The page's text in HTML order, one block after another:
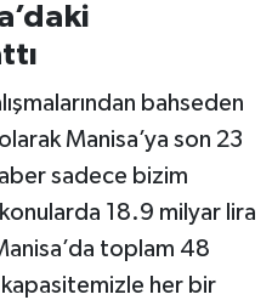
bahseden
Manisa’ya son 23
sadece bizim
konularda 18.9 milyar lira
toplam 48
her bir